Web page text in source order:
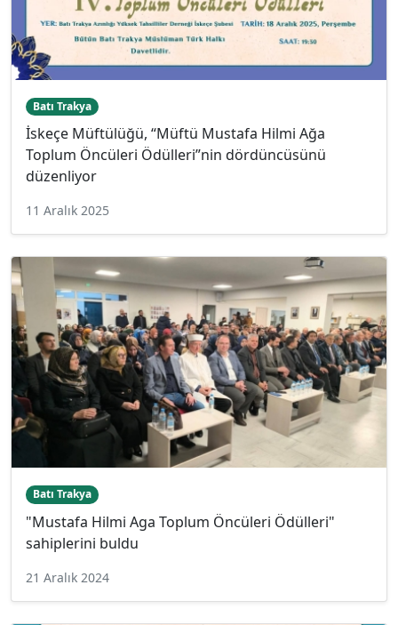
Batı Trakya
İskeçe Müftülüğü, “Müftü Mustafa Hilmi Ağa
Toplum Öncüleri Ödülleri”nin dördüncüsünü
düzenliyor
11 Aralık 2025
Batı Trakya
"Mustafa Hilmi Aga Toplum Öncüleri Ödülleri"
sahiplerini buldu
21 Aralık 2024